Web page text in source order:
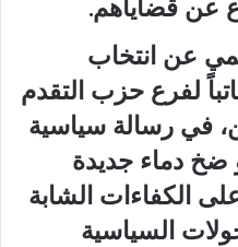
عن قضاياهم.
عن انتخاب
لفرع حزب التقدم
في رسالة سياسية
دماء جديدة
الكفاءات الشابة
السياسية